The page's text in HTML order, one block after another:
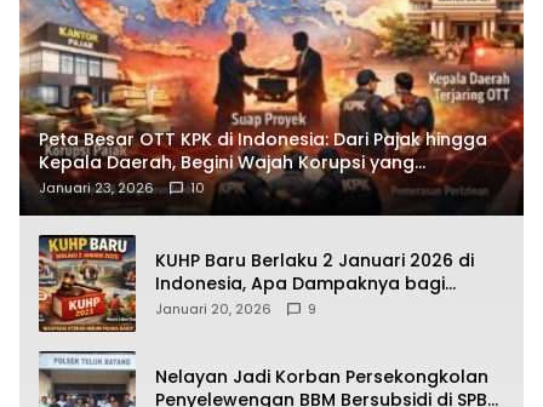
Peta Besar OTT KPK di Indonesia: Dari Pajak hingga
Kepala Daerah, Begini Wajah Korupsi yang
Terbongkar
Januari 23, 2026 10
KUHP Baru Berlaku 2 Januari 2026 di
Indonesia, Apa Dampaknya bagi
Kehidupan Warga? Ini Aturan Kunci
Januari 20, 2026 9
Nelayan Jadi Korban Persekongkolan
Penyelewengan BBM Bersubsidi di SPBU